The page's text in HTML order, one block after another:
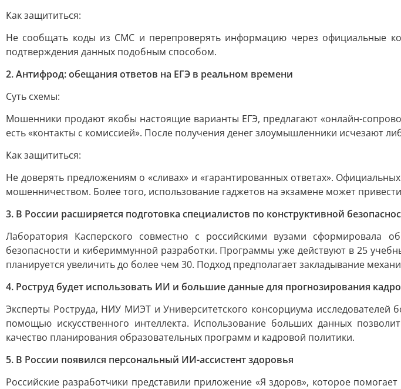
Как защититься:
Не сообщать коды из СМС и перепроверять информацию через официальные
подтверждения данных подобным способом.
2. Антифрод: обещания ответов на ЕГЭ в реальном времени
Суть схемы:
Мошенники продают якобы настоящие варианты ЕГЭ, предлагают «онлайн-
есть «контакты с комиссией». После получения денег злоумышленники исчезают
Как защититься:
Не доверять предложениям о «сливах» и «гарантированных ответах».
мошенничеством. Более того, использование гаджетов на экзамене может
3. В России расширяется подготовка специалистов по конструктивной
Лаборатория Касперского совместно с российскими вузами сформировала
безопасности и кибериммунной разработки. Программы уже действуют в 25
планируется увеличить до более чем 30. Подход предполагает закладывание
4. Роструд будет использовать ИИ и большие данные для прогнозирования
Эксперты Роструда, НИУ МИЭТ и Университетского консорциума
помощью искусственного интеллекта. Использование больших данных
качество планирования образовательных программ и кадровой политики.
5. В России появился персональный ИИ-ассистент здоровья
Российские разработчики представили приложение «Я здоров», которое